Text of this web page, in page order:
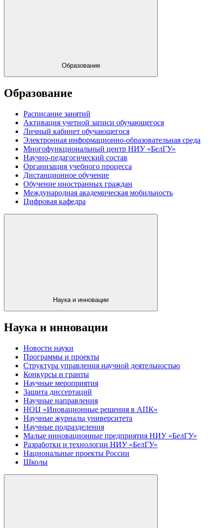
Образование
Образование
Расписание занятий
Активация учетной записи обучающегося
Личный кабинет обучающегося
Электронная информационно-образовательная среда
Многофункциональный центр НИУ «БелГУ»
Научно-педагогический состав
Организация учебного процесса
Дистанционное обучение
Обучение иностранных граждан
Международная академическая мобильность
Цифровая кафедра
Наука и инновации
Наука и инновации
Новости науки
Программы и проекты
Структура управления научной деятельностью
Конкурсы и гранты
Научные мероприятия
Защита диссертаций
Научные направления
НОЦ «Иновационные решения в АПК»
Научные журналы университета
Научные подразделения
Малые инновационные предприятия НИУ «БелГУ»
Разработки и технологии НИУ «БелГУ»
Национальные проекты России
Школы